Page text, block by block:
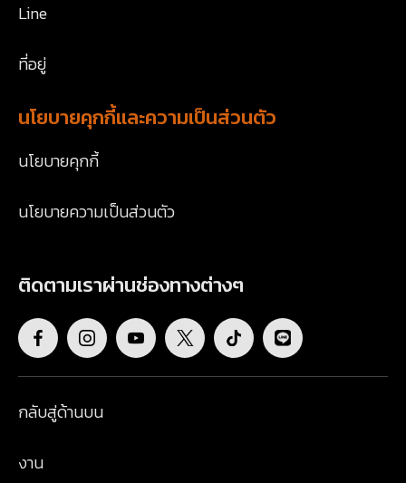
Line
ที่อยู่
นโยบายคุกกี้และความเป็นส่วนตัว
นโยบายคุกกี้
นโยบายความเป็นส่วนตัว
ติดตามเราผ่านช่องทางต่างๆ
กลับสู่ด้านบน
งาน